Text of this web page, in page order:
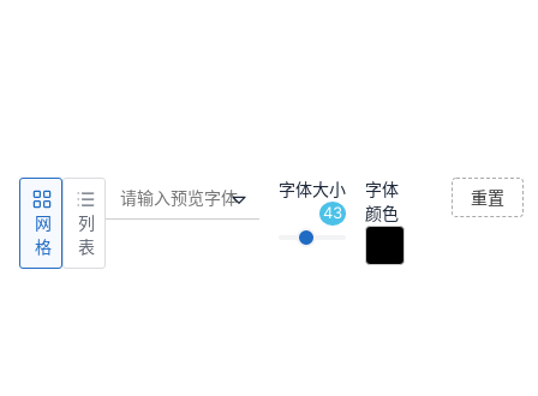
网
格
列
表
字体大小
43
字体
颜色
重置